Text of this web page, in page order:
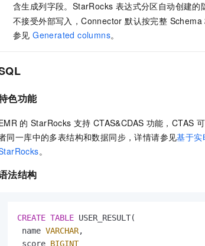
含生成列字段。StarRocks 表达式分区自动创建的
不接受外部写入，Connector 默认按完整
参见Generated columns。
色功能
的 StarRocks 支持 CTAS&CDAS 功能，CTAS
同一库中的多表结构和数据同步，详情请参见基于实
。
法结构
CREATE TABLE USER_RESULT(
name VARCHAR,
score BIGINT